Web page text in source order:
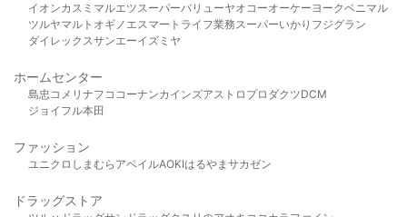
イオンカスミ マルエツスーパーバリューヤオコーオーケー ヨークベニマル
ツルヤマルト オギノ エスマート ライフ業務スーパーいかり フジグラン
ダイレックスサンエーイズミヤ
ホームセンター
島忠 コメリ ナフコ コーナンカインズアストロプロダクツDCM
ジョイフル本田
ファッション
ユニクロ しまむら アベイルAOKIはるやま サカゼン
ドラッグストア